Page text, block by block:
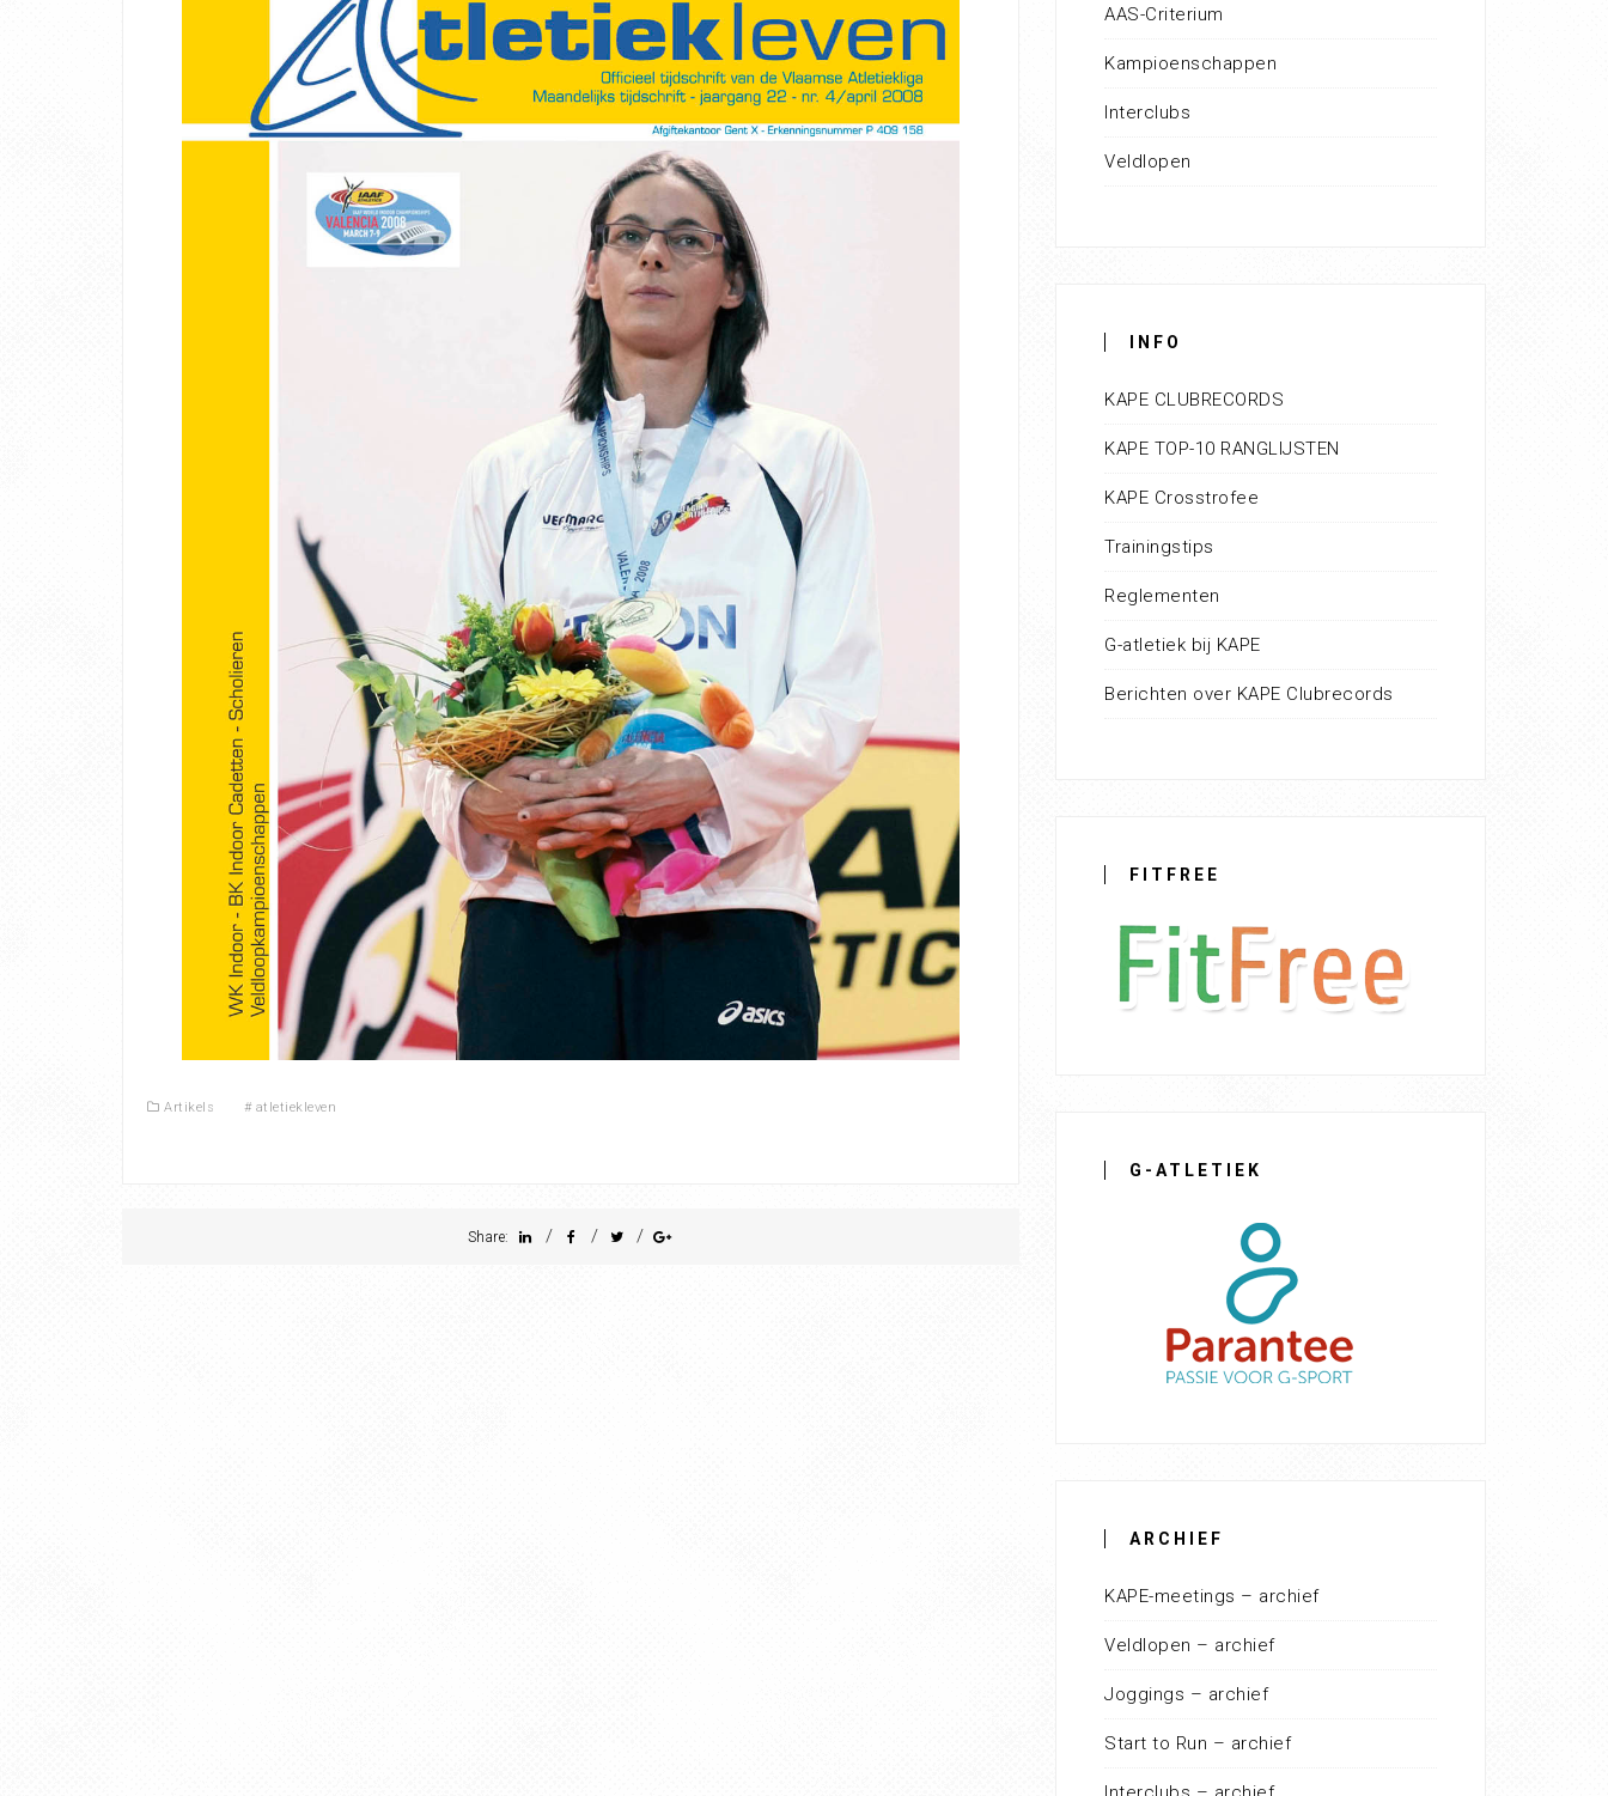
Artikels # atletiekleven
Share: / / /
AAS-Criterium
Kampioenschappen
Interclubs
Veldlopen
INFO
KAPE CLUBRECORDS
KAPE TOP-10 RANGLIJSTEN
KAPE Crosstrofee
Trainingstips
Reglementen
G-atletiek bij KAPE
Berichten over KAPE Clubrecords
FITFREE
G-ATLETIEK
ARCHIEF
KAPE-meetings – archief
Veldlopen – archief
Joggings – archief
Start to Run – archief